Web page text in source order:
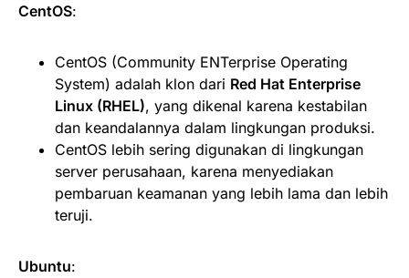
CentOS:
CentOS (Community ENTerprise Operating
System) adalah klon dari Red Hat Enterprise
Linux (RHEL), yang dikenal karena kestabilan
dan keandalannya dalam lingkungan produksi.
CentOS lebih sering digunakan di lingkungan
server perusahaan, karena menyediakan
pembaruan keamanan yang lebih lama dan lebih
teruji.
Ubuntu: